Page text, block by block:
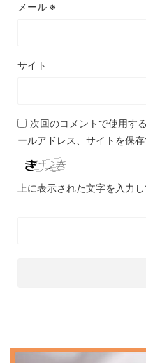
メール ※
サイト
次回のコメントで使用す
ールアドレス、サイトを保存
上に表示された文字を入力し